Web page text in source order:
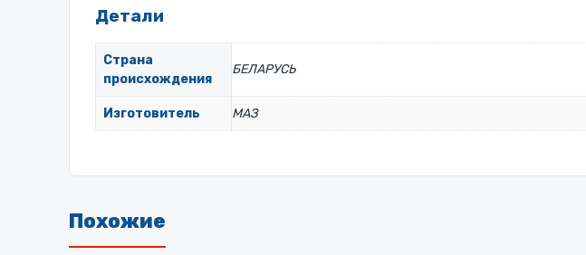
Детали
Страна
происхождения
БЕЛАРУСЬ
Изготовитель МАЗ
Похожие